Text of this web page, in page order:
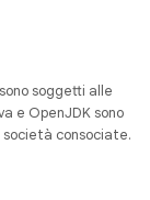
soggetti alle
e OpenJDK sono
consociate.